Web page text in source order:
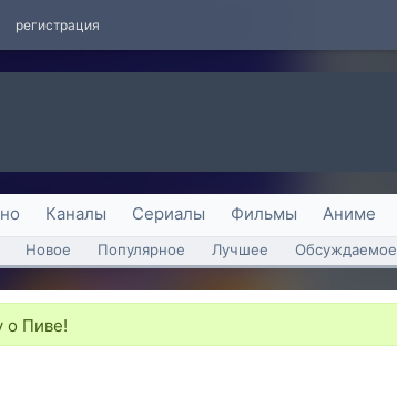
регистрация
Каналы Сериалы Фильмы Аниме
Новое Популярное Лучшее Обсуждаемое
о Пиве!